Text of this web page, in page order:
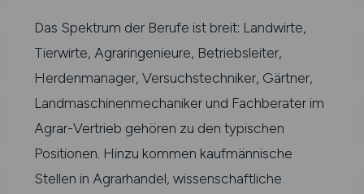
Das Spektrum der Berufe ist breit: Landwirte,
Tierwirte, Agraringenieure, Betriebsleiter,
Herdenmanager, Versuchstechniker, Gärtner,
Landmaschinenmechaniker und Fachberater im
Agrar-Vertrieb gehören zu den typischen
Positionen. Hinzu kommen kaufmännische
Stellen in Agrarhandel, wissenschaftliche